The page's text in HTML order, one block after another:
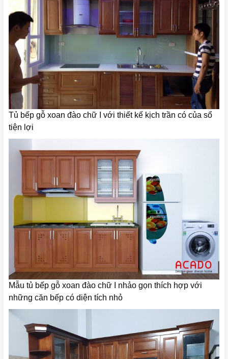
Tủ bếp gỗ xoan đào chữ I với thiết kế kịch trần có của sổ
tiện lợi
Mẫu tủ bếp gỗ xoan đào chữ I nhảo gọn thích hợp với
những căn bếp có diện tích nhỏ